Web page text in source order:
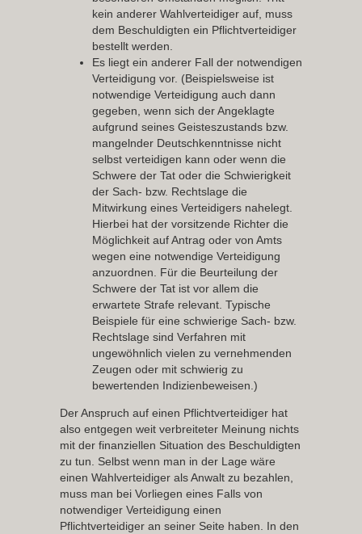
kein anderer Wahlverteidiger auf, muss
dem Beschuldigten ein Pflichtverteidiger
bestellt werden.
Es liegt ein anderer Fall der notwendigen
Verteidigung vor. (Beispielsweise ist
notwendige Verteidigung auch dann
gegeben, wenn sich der Angeklagte
aufgrund seines Geisteszustands bzw.
mangelnder Deutschkenntnisse nicht
selbst verteidigen kann oder wenn die
Schwere der Tat oder die Schwierigkeit
der Sach- bzw. Rechtslage die
Mitwirkung eines Verteidigers nahelegt.
Hierbei hat der vorsitzende Richter die
Möglichkeit auf Antrag oder von Amts
wegen eine notwendige Verteidigung
anzuordnen. Für die Beurteilung der
Schwere der Tat ist vor allem die
erwartete Strafe relevant. Typische
Beispiele für eine schwierige Sach- bzw.
Rechtslage sind Verfahren mit
ungewöhnlich vielen zu vernehmenden
Zeugen oder mit schwierig zu
bewertenden Indizienbeweisen.)
Der Anspruch auf einen Pflichtverteidiger hat
also entgegen weit verbreiteter Meinung nichts
mit der finanziellen Situation des Beschuldigten
zu tun. Selbst wenn man in der Lage wäre
einen Wahlverteidiger als Anwalt zu bezahlen,
muss man bei Vorliegen eines Falls von
notwendiger Verteidigung einen
Pflichtverteidiger an seiner Seite haben. In den